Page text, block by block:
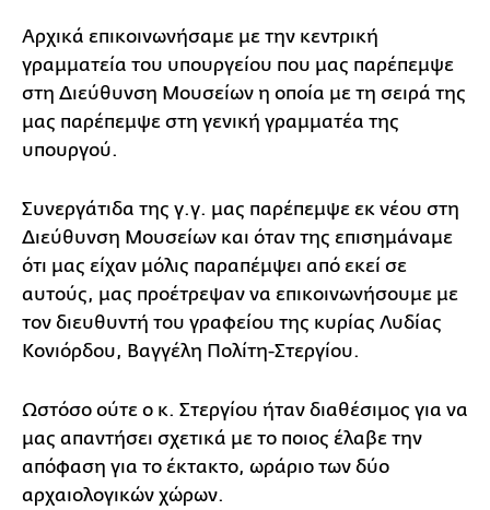
Αρχικά επικοινωνήσαμε με την κεντρική
γραμματεία του υπουργείου που μας παρέπεμψε
στη Διεύθυνση Μουσείων η οποία με τη σειρά της
μας παρέπεμψε στη γενική γραμματέα της
υπουργού.
Συνεργάτιδα της γ.γ. μας παρέπεμψε εκ νέου στη
Διεύθυνση Μουσείων και όταν της επισημάναμε
ότι μας είχαν μόλις παραπέμψει από εκεί σε
αυτούς, μας προέτρεψαν να επικοινωνήσουμε με
τον διευθυντή του γραφείου της κυρίας Λυδίας
Κονιόρδου, Βαγγέλη Πολίτη-Στεργίου.
Ωστόσο ούτε ο κ. Στεργίου ήταν διαθέσιμος για να
μας απαντήσει σχετικά με το ποιος έλαβε την
απόφαση για το έκτακτο, ωράριο των δύο
αρχαιολογικών χώρων.